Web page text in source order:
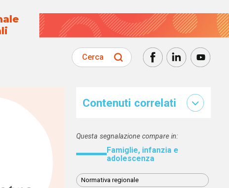
Cerca
Contenuti correlati
Questa segnalazione compare in:
Famiglie, infanzia e
adolescenza
Normativa regionale